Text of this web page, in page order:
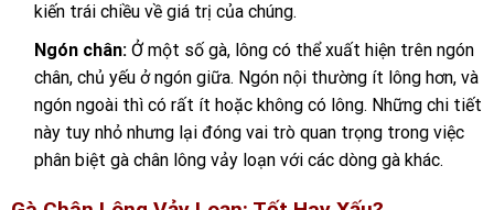
kiến trái chiều về giá trị của chúng.
Ngón chân:Ở một số gà, lông có thể xuất hiện trên ngón
chân, chủ yếu ở ngón giữa. Ngón nội thường ít lông hơn, và
ngón ngoài thì có rất ít hoặc không có lông. Những chi tiết
này tuy nhỏ nhưng lại đóng vai trò quan trọng trong việc
phân biệt gà chân lông vảy loạn với các dòng gà khác.